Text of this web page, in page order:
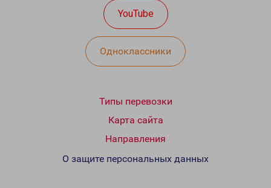
YouTube
Одноклассники
Типы перевозки
Карта сайта
Направления
О защите персональных данных